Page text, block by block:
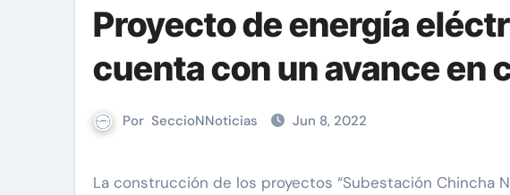
Proyecto de energía
cuenta con un avance en
Por SeccioNNoticias Jun 8, 2022
La construcción de los proyectos “Subestación Chincha Nueva de 220/60 kV” y “Subestación Nazca